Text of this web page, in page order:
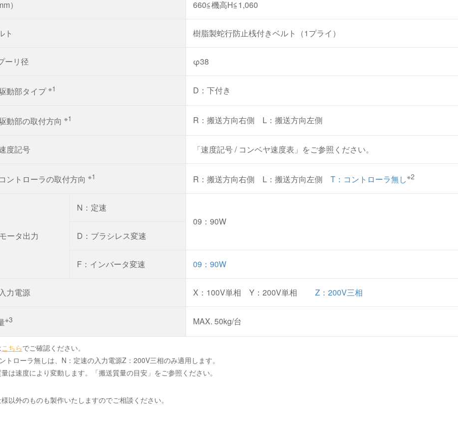
） 660≦機高H≦1,060
ト 樹脂製蛇行防止桟付きベルト（1プライ）
ーリ径 φ38
動部タイプ※1 D：下付き
動部の取付方向 ※1 R：搬送方向右側 L：搬送方向左側
度記号 「速度記号 / コンベヤ速度表」をご参照ください。
コントローラの取付方向 ※1 R：搬送方向右側 L：搬送方向左側 T：コントローラ無し※2
モータ出力
N：定速
09：90W
D：ブラシレス変速
F：インバータ変速 09：90W
入力電源 X：100V単相 Y：200V単相 Z：200V三相
※3 MAX. 50kg/台
こちらでご確認ください。
トローラ無しは、N：定速の入力電源Z：200V三相のみ適用します。
は速度により変動します。「搬送質量の目安」をご参照ください。
以外のものも製作いたしますのでご相談ください。